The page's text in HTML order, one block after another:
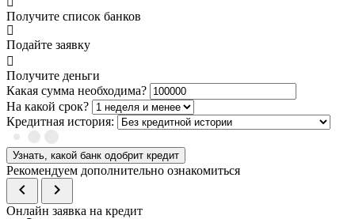
Получите список банков
Подайте заявку
Получите деньги
Какая сумма необходима?
На какой срок?
Кредитная история:
Узнать, какой банк одобрит кредит
Рекомендуем дополнительно ознакомиться
chevron_left chevron_right
Онлайн заявка на кредит